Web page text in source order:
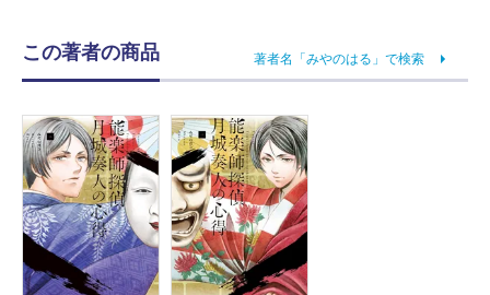
この著者の商品 著者名「みやのはる」で検索